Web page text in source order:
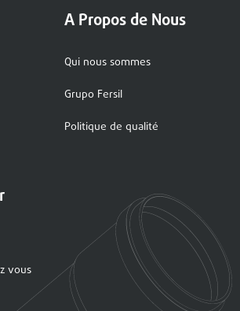
A Propos de Nous
Qui nous sommes
Grupo Fersil
Politique de qualité
vous